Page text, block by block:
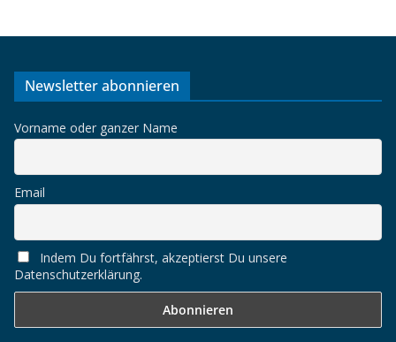
Newsletter abonnieren
Vorname oder ganzer Name
Email
Indem Du fortfährst, akzeptierst Du unsere
Datenschutzerklärung.